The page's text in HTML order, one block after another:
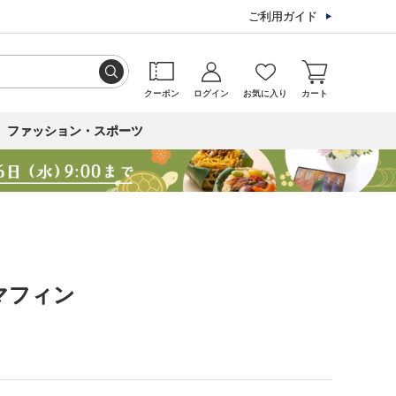
ご利用ガイド
クーポン ログイン お気に入り カート
ファッション・スポーツ
フィン